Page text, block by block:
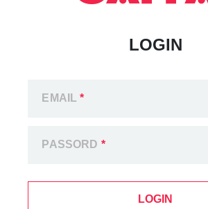
LOGIN
EMAIL*
PASSORD *
LOGIN